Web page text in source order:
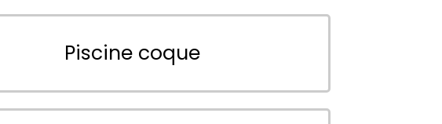
Piscine coque